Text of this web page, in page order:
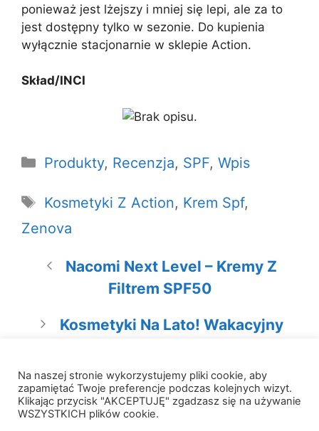
ponieważ jest lżejszy i mniej się lepi, ale za to
jest dostępny tylko w sezonie. Do kupienia
wyłącznie stacjonarnie w sklepie Action.
Skład/INCI
Kategorie
Produkty, Recenzja, SPF, Wpis
Tagi
Kosmetyki Z Action, Krem Spf,
Zenova
Nacomi Next Level – Kremy Z
Filtrem SPF50
Kosmetyki Na Lato! Wakacyjny
Na naszej stronie wykorzystujemy pliki cookie, aby
zapamiętać Twoje preferencje podczas kolejnych wizyt.
Klikając przycisk "AKCEPTUJĘ" zgadzasz się na używanie
WSZYSTKICH plików cookie.